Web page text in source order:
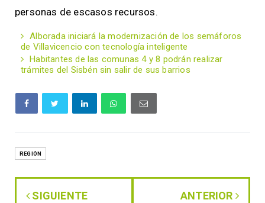
personas de escasos recursos.
Alborada iniciará la modernización de los semáforos
de Villavicencio con tecnología inteligente
Habitantes de las comunas 4 y 8 podrán realizar
trámites del Sisbén sin salir de sus barrios
REGIÓN
SIGUIENTE ANTERIOR